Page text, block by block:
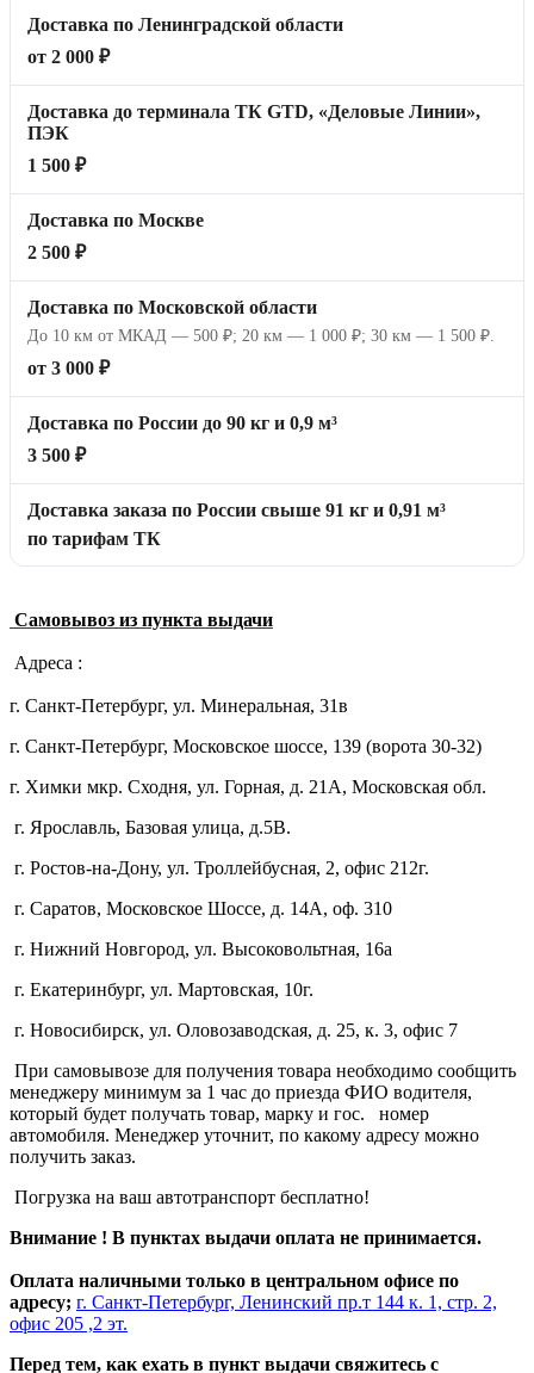
Доставка по Ленинградской области
от 2 000 ₽
Доставка до терминала ТК GTD, «Деловые Линии»,
ПЭК
1 500 ₽
Доставка по Москве
2 500 ₽
Доставка по Московской области
До 10 км от МКАД — 500 ₽; 20 км — 1 000 ₽; 30 км — 1 500 ₽.
от 3 000 ₽
Доставка по России до 90 кг и 0,9 м³
3 500 ₽
Доставка заказа по России свыше 91 кг и 0,91 м³
по тарифам ТК
Самовывоз из пункта выдачи
Адреса :
г. Санкт-Петербург, ул. Минеральная, 31в
г. Санкт-Петербург, Московское шоссе, 139 (ворота 30-32)
г. Химки мкр. Сходня, ул. Горная, д. 21А, Московская обл.
г. Ярославль, Базовая улица, д.5В.
г. Ростов-на-Дону, ул. Троллейбусная, 2, офис 212г.
г. Саратов, Московское Шоссе, д. 14А, оф. 310
г. Нижний Новгород, ул. Высоковольтная, 16а
г. Екатеринбург, ул. Мартовская, 10г.
г. Новосибирск, ул. Оловозаводская, д. 25, к. 3, офис 7
При самовывозе для получения товара необходимо сообщить
менеджеру минимум за 1 час до приезда ФИО водителя,
который будет получать товар, марку и гос. номер
автомобиля. Менеджер уточнит, по какому адресу можно
получить заказ.
Погрузка на ваш автотранспорт бесплатно!
Внимание ! В пунктах выдачи оплата не принимается.
Оплата наличными только в центральном офисе по
адресу; г. Санкт-Петербург, Ленинский пр.т 144 к. 1, стр. 2,
офис 205 ,2 эт.
Перед тем, как ехать в пункт выдачи свяжитесь с